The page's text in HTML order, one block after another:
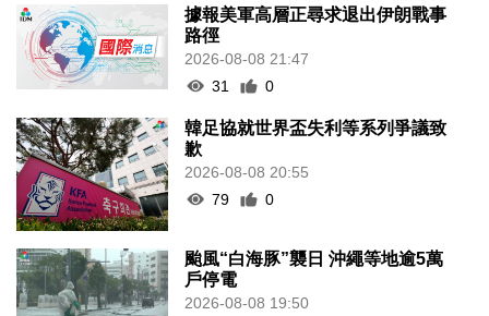
據報美軍高層正尋求退出伊朗戰事
路徑
2026-08-08 21:47
31
0
韓足協就世界盃失利等系列爭議致
歉
2026-08-08 20:55
79
0
颱風“白海豚”襲日 沖繩等地逾5萬
戶停電
2026-08-08 19:50